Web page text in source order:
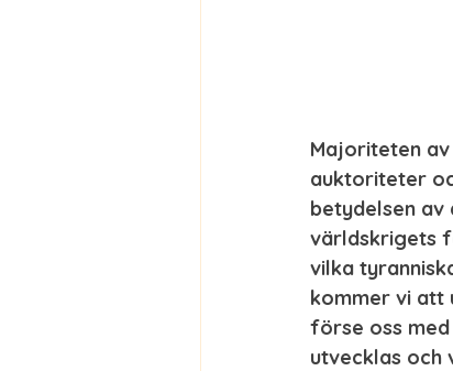
Majoriteten
auktoriteter
betydelsen
världskrigets
vilka
kommer vi att
förse oss
utvecklas och